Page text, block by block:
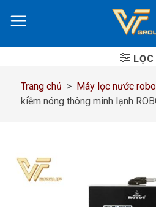
đến
dung
LỌC
Trang chủ > Máy lọc nước
kiềm nóng thông minh lạnh